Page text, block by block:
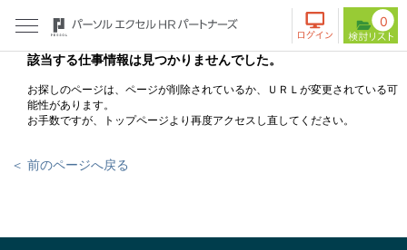
0
該当する仕事情報は見つかりませんでした。
お探しのページは、ページが削除されているか、ＵＲＬが変更されている可
能性があります。
お手数ですが、トップページより再度アクセスし直してください。
＜ 前のページへ戻る